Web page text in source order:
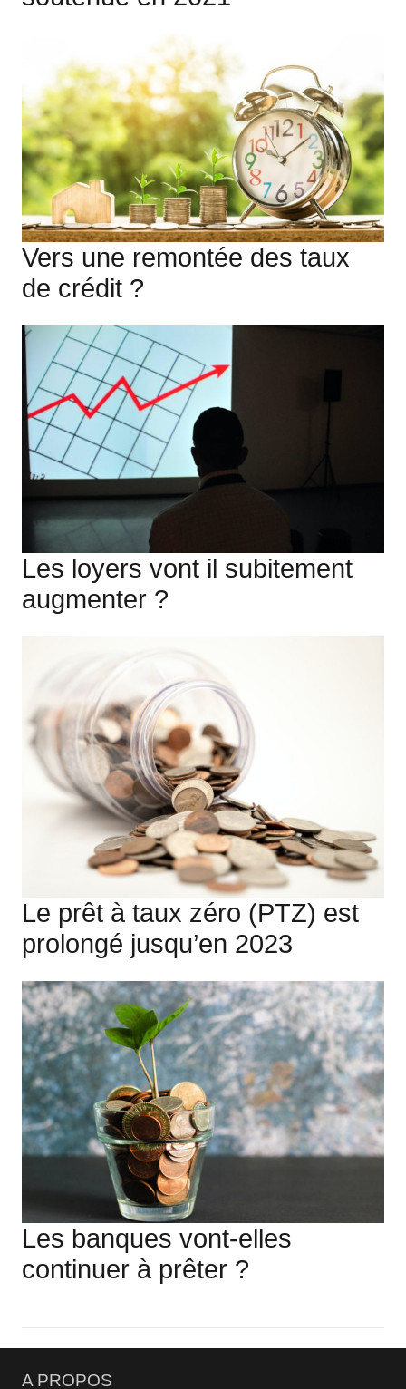
Vers une remontée des taux
de crédit ?
Les loyers vont il subitement
augmenter ?
Le prêt à taux zéro (PTZ) est
prolongé jusqu’en 2023
Les banques vont-elles
continuer à prêter ?
A PROPOS